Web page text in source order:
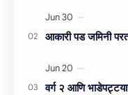
वर्ग २ आणि